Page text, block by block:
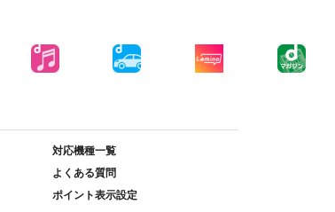
対応機種一覧
よくある質問
ポイント表示設定